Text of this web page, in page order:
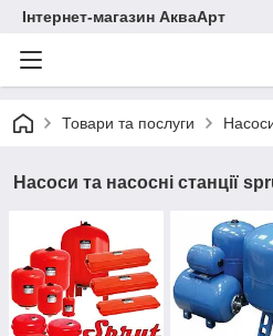
Інтернет-магазин АкваАрт
Товари та послуги
Насоси та насосні станції